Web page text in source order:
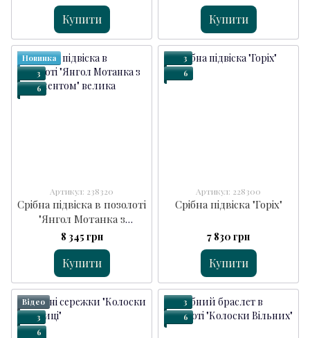
Купити Купити
Новинка
3
6
Артикул: 238320
Срібна підвіска в позолоті
"Янгол Мотанка з
орнаментом" велика
8 345 грн
Купити
3
6
Артикул: 228300
Срібна підвіска "Горіх"
7 830 грн
Купити
Відео
3
6
3
6